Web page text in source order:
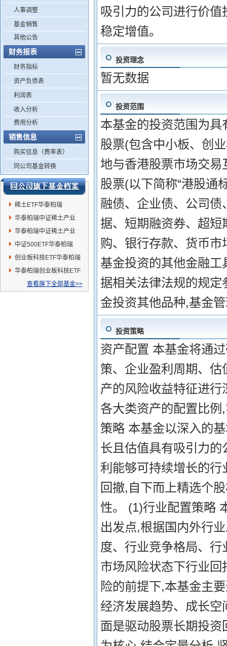
人事调整
基金销售
其他公告
财务报表
财务指标
资产负债表
利润表
收入分析
费用分析
销售信息
购买信息（费率表）
同公司基金转换
稀土ETF华泰柏瑞
华泰柏瑞中证稀土产业
ETF发起式联接A
华泰柏瑞中证稀土产业
ETF发起式联接C
中证500ETF华泰柏瑞
创业板科技ETF华泰柏瑞
华泰柏瑞创业板科技ETF
发起式联接A
查看旗下全部基金>>
吸引力的公司进行价
稳定增值。
投资理念
暂无数据
投资范围
本基金的投资范围为
股票(包含中小板、创
地与香港股票市场交
股票(以下简称“港股通
融债、企业债、公司
据、短期融资券、超
购、银行存款、货币
基金投资的其他金融
据相关法律法规的规
金投资其他品种,基金
投资策略
资产配置 本基金将通
策、企业盈利周期、
产的风险收益特征进
各大类资产的配置比
策略 本基金以深入的
长且估值具有吸引力
利能够可持续增长的
回撤,自下而上精选个
性。 (1)行业配置策略
出发点,根据国内外行
度、行业竞争格局、
市场风险状态下行业
险的前提下,本基金主
经济发展趋势、成长
面是驱动股票长期投